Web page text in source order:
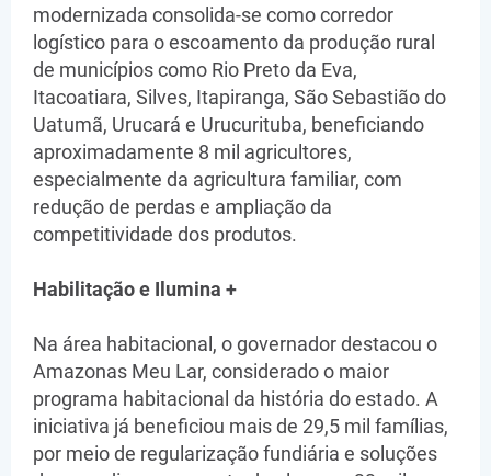
modernizada consolida-se como corredor
logístico para o escoamento da produção rural
de municípios como Rio Preto da Eva,
Itacoatiara, Silves, Itapiranga, São Sebastião do
Uatumã, Urucará e Urucurituba, beneficiando
aproximadamente 8 mil agricultores,
especialmente da agricultura familiar, com
redução de perdas e ampliação da
competitividade dos produtos.
Habilitação e Ilumina +
Na área habitacional, o governador destacou o
Amazonas Meu Lar, considerado o maior
programa habitacional da história do estado. A
iniciativa já beneficiou mais de 29,5 mil famílias,
por meio de regularização fundiária e soluções